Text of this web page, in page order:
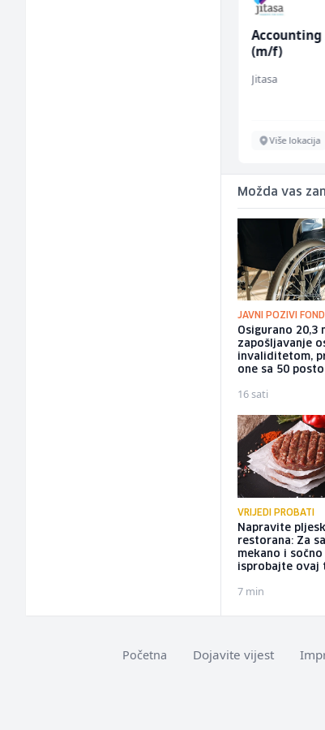
Accounting
(m/f)
Jitasa
Više lokacija
Možda vas
JAVNI POZIVI
Osigurano 20,3
zapošljavanje
invaliditetom,
one sa 50
16 sati
VRIJEDI PROBATI
Napravite
restorana: Za
mekano i sočno
isprobajte ovaj
7 min
Početna Dojavite vijest